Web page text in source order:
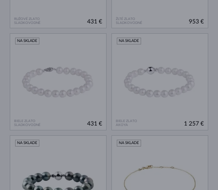
RUŽOVÉ ZLATO
SLADKOVODNÉ
431 €
ŽLTÉ ZLATO
SLADKOVODNÉ
953 €
BIELE ZLATO
SLADKOVODNÉ
NA SKLADE
431 €
BIELE ZLATO
AKOYA
NA SKLADE
1 257 €
NA SKLADE NA SKLADE